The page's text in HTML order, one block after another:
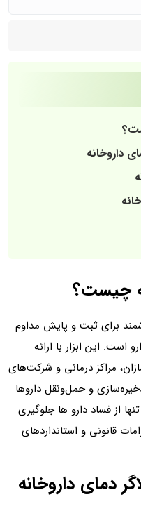
داروخانه
چیست؟
برای ثبت و پایش مداوم
است. این ابزار با ارائه
مراکز درمانی و شرکت‌های
و حمل‌ونقل داروها
از فساد دارو ها جلوگیری
قانونی و استانداردهای
دمای داروخانه